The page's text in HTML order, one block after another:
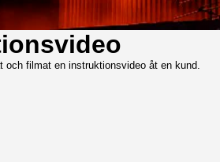
och filmat en instruktionsvideo åt en kund.